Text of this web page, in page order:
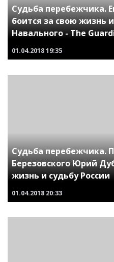
Судьба перебежчика.
боится за свою жизнь
Навального - The
01.04.201819:35
Судьба перебежчика.
Березовского Юрий
жизнь и судьбу России
01.04.2018 20:33